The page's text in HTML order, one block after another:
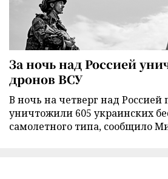
За ночь над Россией
дронов ВСУ
В ночь на четверг над Россией
уничтожили 605 украинских
самолетного типа, сообщило